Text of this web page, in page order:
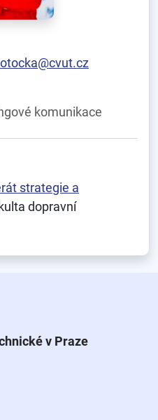
komunikace
strategie a
dopravní
v Praze